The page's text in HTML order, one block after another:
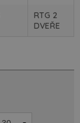
RTG 2
DVEŘE